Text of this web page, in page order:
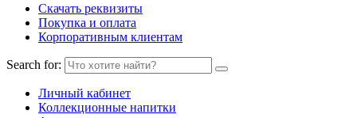
Скачать реквизиты
Покупка и оплата
Корпоративным клиентам
Search for:
Личный кабинет
Коллекционные напитки